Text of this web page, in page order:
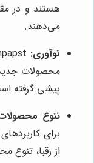
هستند و در
می‌دهند.
نوآوری:
محصولات جدید
پیشی گرفته
تنوع
برای
از رقبا، تنوع